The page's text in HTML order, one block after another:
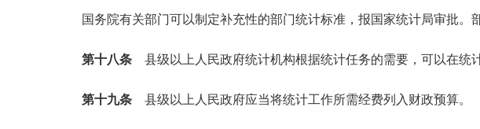
国务院有关部门可以制定补充性的部门统计标准，报国家统计局审批。
第十八条 县级以上人民政府统计机构根据统计任务的需要，可以在统
第十九条 县级以上人民政府应当将统计工作所需经费列入财政预算。